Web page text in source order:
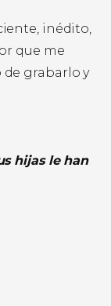
inédito,
que me
grabarlo y
hijas le han